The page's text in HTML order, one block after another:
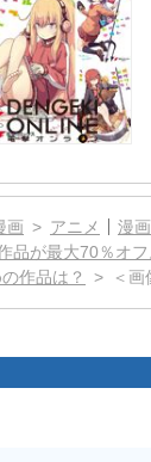
画 アニメ
漫
品が最大70％オ
作品は？
＜画